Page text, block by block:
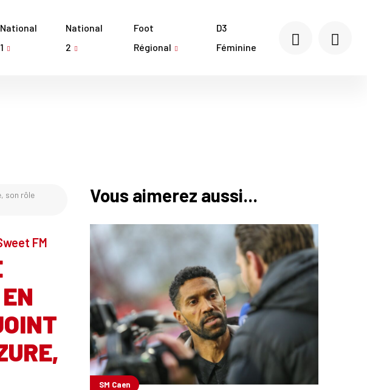
National
1
National
2
Foot
Régional
D3
Féminine
son rôle
FM
Vous aimerez aussi...
SM Caen